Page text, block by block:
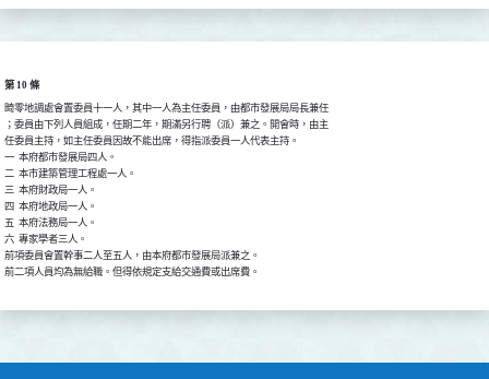
第 10 條
畸零地調處會置委員十一人，其中一人為主任委員，由都市發展局局長兼任
；委員由下列人員組成，任期二年，期滿另行聘（派）兼之。開會時，由主
任委員主持，如主任委員因故不能出席，得指派委員一人代表主持。
一  本府都市發展局四人。
二  本市建築管理工程處一人。
三  本府財政局一人。
四  本府地政局一人。
五  本府法務局一人。
六  專家學者三人。
前項委員會置幹事二人至五人，由本府都市發展局派兼之。
前二項人員均為無給職。但得依規定支給交通費或出席費。